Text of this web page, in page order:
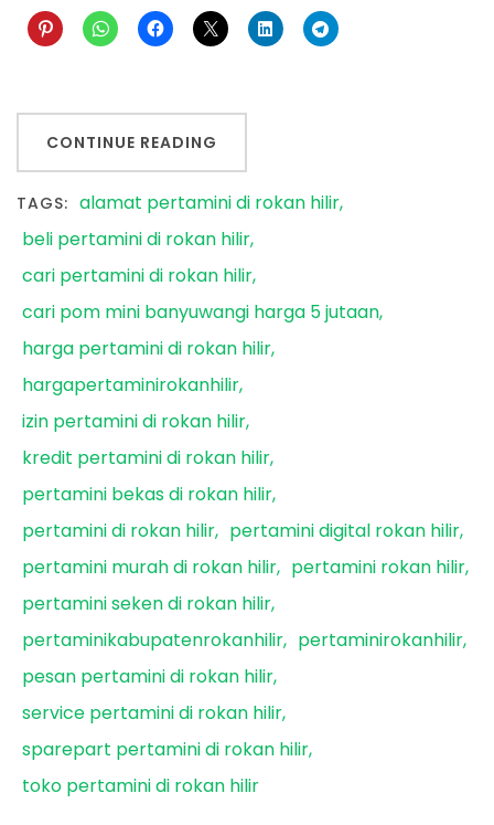
CONTINUE READING
TAGS: alamat pertamini di rokan hilir
beli pertamini di rokan hilir
cari pertamini di rokan hilir
cari pom mini banyuwangi harga 5 jutaan
harga pertamini di rokan hilir
hargapertaminirokanhilir
izin pertamini di rokan hilir
kredit pertamini di rokan hilir
pertamini bekas di rokan hilir
pertamini di rokan hilir
pertamini digital rokan hilir
pertamini murah di rokan hilir
pertamini rokan hilir
pertamini seken di rokan hilir
pertaminikabupatenrokanhilir
pertaminirokanhilir
pesan pertamini di rokan hilir
service pertamini di rokan hilir
sparepart pertamini di rokan hilir
toko pertamini di rokan hilir